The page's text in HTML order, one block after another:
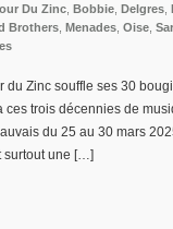
Du Zinc Bobbie Delgres
Brothers Menades Oise
du Zinc souffle ses 30
trois décennies de
du 25 au 30 mars
surtout une […]